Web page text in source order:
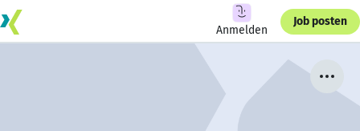
Anmelden
Job posten